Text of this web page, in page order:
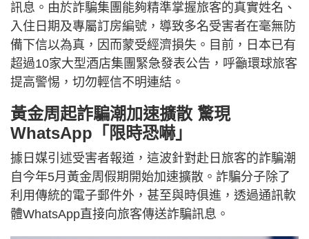
訊息。由於詐騙集團能夠精準掌握旅客的真實姓名、
入住日期及專屬訂房編號，導致多名受害者在毫無防
備下信以為真，因而蒙受經濟損失。目前，日本已有
超過10家大型酒店集團緊急發表公告，呼籲環球旅客
提高警惕，切勿輕信不明連結。
黃金周起詐騙潮加速擴散 驚現
WhatsApp「限時恐嚇」
據日媒引述受害者報道，這波針對赴日旅客的詐騙潮
自今年5月黃金周假期開始加速擴散。詐騙分子除了
利用傳統的電子郵件外，甚至與時俱進，透過通訊軟
體WhatsApp直接向旅客傳送詐騙訊息。